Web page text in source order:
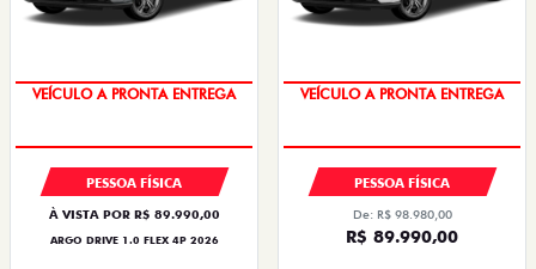
VEÍCULO A PRONTA ENTREGA
PESSOA FÍSICA
À VISTA POR R$ 89.990,00
ARGO DRIVE 1.0 FLEX 4P 2026
VEÍCULO A PRONTA ENTREGA
PESSOA FÍSICA
De: R$ 98.980,00
R$ 89.990,00